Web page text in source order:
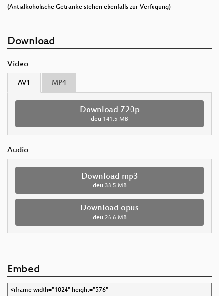
(Antialkoholische Getränke stehen ebenfalls zur Verfügung)
Download
Video
AV1 MP4
Download 720p
deu 141.5 MB
Audio
Download mp3
deu 38.5 MB
Download opus
deu 26.6 MB
Embed